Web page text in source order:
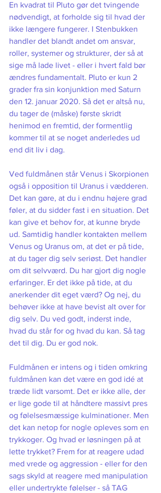
En kvadrat til Pluto gør det tvingende
nødvendigt, at forholde sig til hvad der
ikke længere fungerer. I Stenbukken
handler det blandt andet om ansvar,
roller, systemer og strukturer, der så at
sige må lade livet - eller i hvert fald bør
ændres fundamentalt. Pluto er kun 2
grader fra sin konjunktion med Saturn
den 12. januar 2020. Så det er altså nu,
du tager de (måske) første skridt
henimod en fremtid, der formentlig
kommer til at se noget anderledes ud
end dit liv i dag.
Ved fuldmånen står Venus i Skorpionen
også i opposition til Uranus i vædderen.
Det kan gøre, at du i endnu højere grad
føler, at du sidder fast i en situation. Det
kan give et behov for, at kunne bryde
ud. Samtidig handler kontakten mellem
Venus og Uranus om, at det er på tide,
at du tager dig selv seriøst. Det handler
om dit selvværd. Du har gjort dig nogle
erfaringer. Er det ikke på tide, at du
anerkender dit eget værd? Og nej, du
behøver ikke at have bevist alt over for
dig selv. Du ved godt, inderst inde,
hvad du står for og hvad du kan. Så tag
det til dig. Du er god nok.
Fuldmånen er intens og i tiden omkring
fuldmånen kan det være en god idé at
træde lidt varsomt. Det er ikke alle, der
er lige gode til at håndtere massivt pres
og følelsesmæssige kulminationer. Men
det kan netop for nogle opleves som en
trykkoger. Og hvad er løsningen på at
lette trykket? Frem for at reagere udad
med vrede og aggression - eller for den
sags skyld at reagere med manipulation
eller undertrykte følelser - så TAG